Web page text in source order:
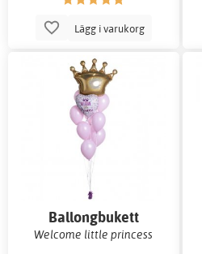
Lägg i varukorg
Ballongbukett
Welcome little princess